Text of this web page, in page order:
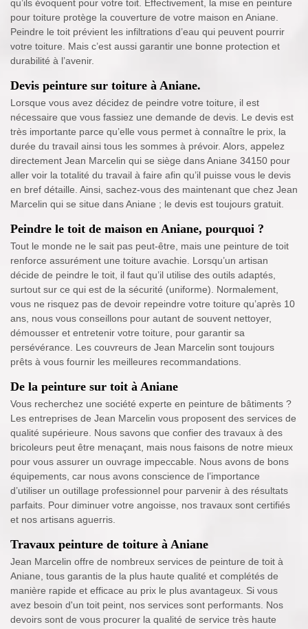
qu’ils évoquent pour votre toit. Effectivement, la mise en peinture
pour toiture protège la couverture de votre maison en Aniane.
Peindre le toit prévient les infiltrations d’eau qui peuvent pourrir
votre toiture. Mais c’est aussi garantir une bonne protection et
durabilité à l’avenir.
Devis peinture sur toiture à Aniane.
Lorsque vous avez décidez de peindre votre toiture, il est
nécessaire que vous fassiez une demande de devis. Le devis est
très importante parce qu’elle vous permet à connaître le prix, la
durée du travail ainsi tous les sommes à prévoir. Alors, appelez
directement Jean Marcelin qui se siège dans Aniane 34150 pour
aller voir la totalité du travail à faire afin qu’il puisse vous le devis
en bref détaille. Ainsi, sachez-vous des maintenant que chez Jean
Marcelin qui se situe dans Aniane ; le devis est toujours gratuit.
Peindre le toit de maison en Aniane, pourquoi ?
Tout le monde ne le sait pas peut-être, mais une peinture de toit
renforce assurément une toiture avachie. Lorsqu’un artisan
décide de peindre le toit, il faut qu’il utilise des outils adaptés,
surtout sur ce qui est de la sécurité (uniforme). Normalement,
vous ne risquez pas de devoir repeindre votre toiture qu’après 10
ans, nous vous conseillons pour autant de souvent nettoyer,
démousser et entretenir votre toiture, pour garantir sa
persévérance. Les couvreurs de Jean Marcelin sont toujours
prêts à vous fournir les meilleures recommandations.
De la peinture sur toit à Aniane
Vous recherchez une société experte en peinture de bâtiments ?
Les entreprises de Jean Marcelin vous proposent des services de
qualité supérieure. Nous savons que confier des travaux à des
bricoleurs peut être menaçant, mais nous faisons de notre mieux
pour vous assurer un ouvrage impeccable. Nous avons de bons
équipements, car nous avons conscience de l’importance
d’utiliser un outillage professionnel pour parvenir à des résultats
parfaits. Pour diminuer votre angoisse, nos travaux sont certifiés
et nos artisans aguerris.
Travaux peinture de toiture à Aniane
Jean Marcelin offre de nombreux services de peinture de toit à
Aniane, tous garantis de la plus haute qualité et complétés de
manière rapide et efficace au prix le plus avantageux. Si vous
avez besoin d'un toit peint, nos services sont performants. Nos
devoirs sont de vous procurer la qualité de service très haute